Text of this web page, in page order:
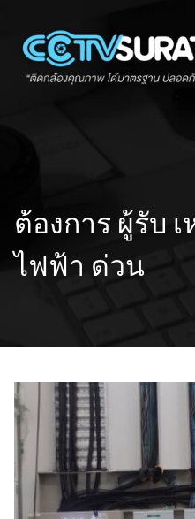
content
ต้องการ ผู้รับ
ไฟฟ้า ด่วน